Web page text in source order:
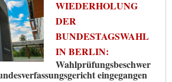
WIEDERHOLUNG
DER
BUNDESTAGSWAHL
IN BERLIN:
Wahlprüfungsbeschwer
eingegangen